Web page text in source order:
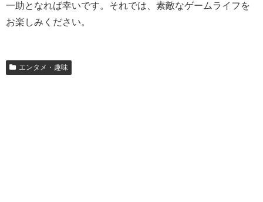
一助となれば幸いです。それでは、素敵なゲームライフを
お楽しみください。
エンタメ・趣味